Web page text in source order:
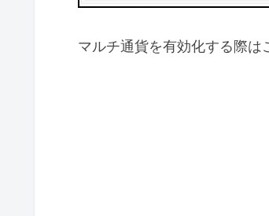
マルチ通貨を有効化する際は